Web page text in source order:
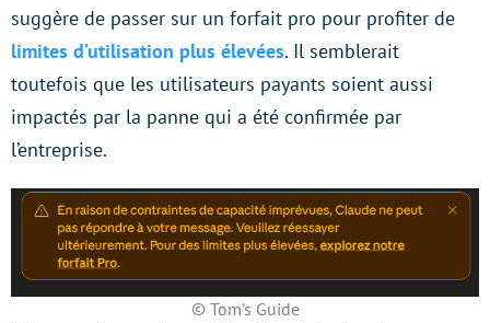
suggère de passer sur un forfait pro pour profiter de
limites d’utilisation plus élevées. Il semblerait
toutefois que les utilisateurs payants soient aussi
impactés par la panne qui a été confirmée par
l’entreprise.
© Tom’s Guide